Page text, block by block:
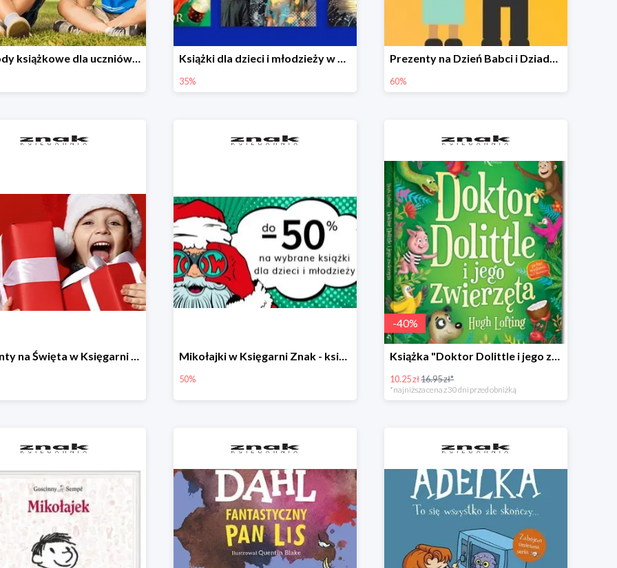
Nagrody książkowe dla uczniów na koniec roku szkolnego w Księgarni Znak do -45% Książki dla dzieci i młodzieży w Księgarni Znak do -35%
35%
Prezenty na Dzień Babci i Dziadka w Księgarni Znak do -60%
60%
Prezenty na Święta w Księgarni Znak -50% Mikołajki w Księgarni Znak - książki dla dzieci i młodzieży do -50%
50%
-40%
Książka "Doktor Dolittle i jego zwierzęta" -40%
10.25 zł16.95 zł*
*najniższa cena z 30 dni przed obniżką